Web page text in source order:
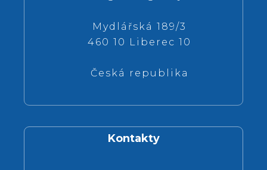
Mydlářská 189/3
460 10 Liberec 10
Česká republika
Kontakty